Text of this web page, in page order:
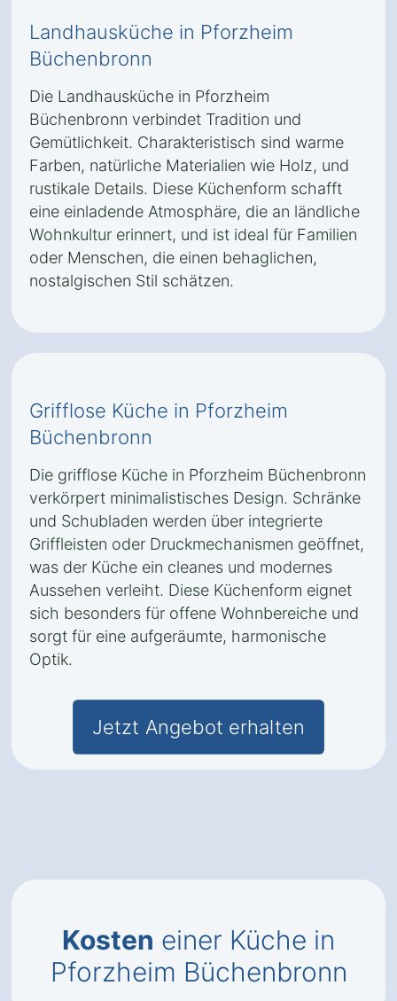
Landhausküche in Pforzheim
Büchenbronn
Die Landhausküche in Pforzheim
Büchenbronn verbindet Tradition und
Gemütlichkeit. Charakteristisch sind warme
Farben, natürliche Materialien wie Holz, und
rustikale Details. Diese Küchenform schafft
eine einladende Atmosphäre, die an ländliche
Wohnkultur erinnert, und ist ideal für Familien
oder Menschen, die einen behaglichen,
nostalgischen Stil schätzen.
Grifflose Küche in Pforzheim
Büchenbronn
Die grifflose Küche in Pforzheim Büchenbronn
verkörpert minimalistisches Design. Schränke
und Schubladen werden über integrierte
Griffleisten oder Druckmechanismen geöffnet,
was der Küche ein cleanes und modernes
Aussehen verleiht. Diese Küchenform eignet
sich besonders für offene Wohnbereiche und
sorgt für eine aufgeräumte, harmonische
Optik.
Jetzt Angebot erhalten
Kosten einer Küche in
Pforzheim Büchenbronn